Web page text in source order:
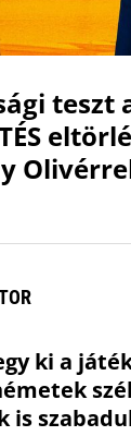
teszt
ki a
is